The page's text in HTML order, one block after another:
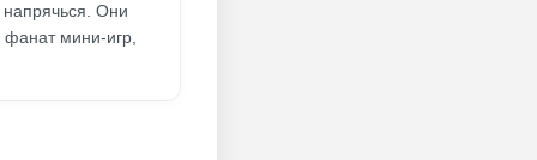
Они
фанат мини-игр,